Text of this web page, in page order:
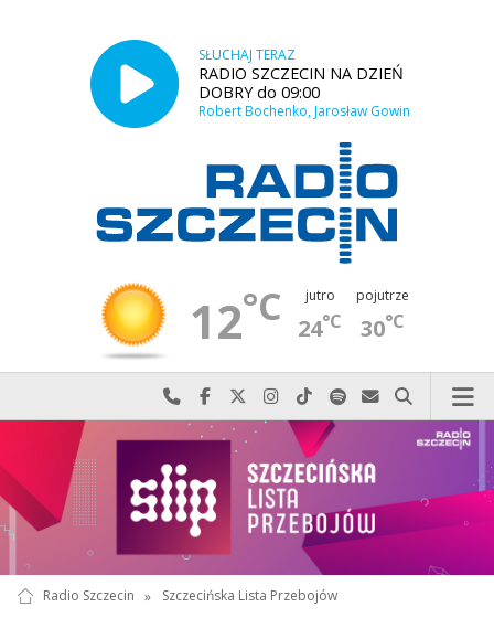
SŁUCHAJ TERAZ
RADIO SZCZECIN NA DZIEŃ
DOBRY do 09:00
Robert Bochenko, Jarosław Gowin
12°C jutro
24°C
pojutrze
30°C
Najlepiej po prostu do nas zadzwoń
Odwiedź nas na Facebook-u
Odwiedź nas na X
Odwiedź nas na Instagram-ie
Odwiedź nas na TikTok-u
Szukaj nas na Spotify
Wyślij do nas
Szukaj
Radio Szczecin » Szczecińska Lista Przebojów